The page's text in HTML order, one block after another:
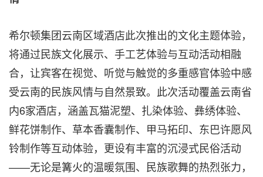
希尔顿集团云南区域酒店此次推出的文化主题体验，
将通过民族文化展示、手工艺体验与互动活动相融
合，让宾客在视觉、听觉与触觉的多重感官体验中感
受云南的民族风情与自然景致。此次活动覆盖云南省
内6家酒店，涵盖瓦猫泥塑、扎染体验、彝绣体验、
鲜花饼制作、草本香囊制作、甲马拓印、东巴许愿风
铃制作等互动体验，更设有丰富的沉浸式民俗活动
——无论是篝火的温暖氛围、民族歌舞的热烈张力，